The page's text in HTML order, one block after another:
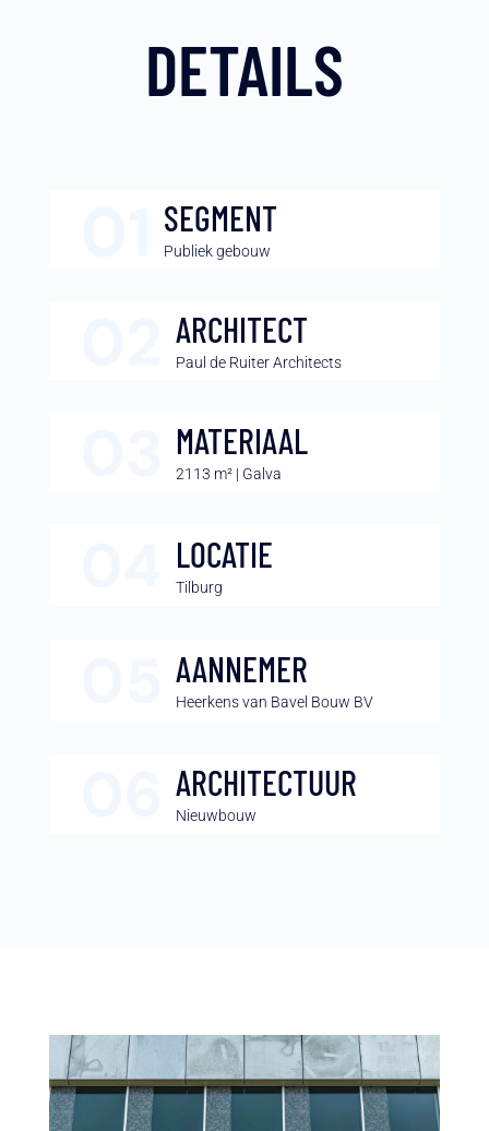
DETAILS
SEGMENT
Publiek gebouw
ARCHITECT
Paul de Ruiter Architects
MATERIAAL
2113 m² | Galva
LOCATIE
Tilburg
AANNEMER
Heerkens van Bavel Bouw BV
ARCHITECTUUR
Nieuwbouw